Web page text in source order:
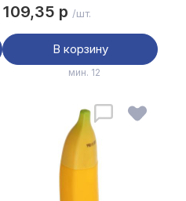
клубника тм Sadoer, 35 гр
109,35 р /шт.
В корзину
мин. 12